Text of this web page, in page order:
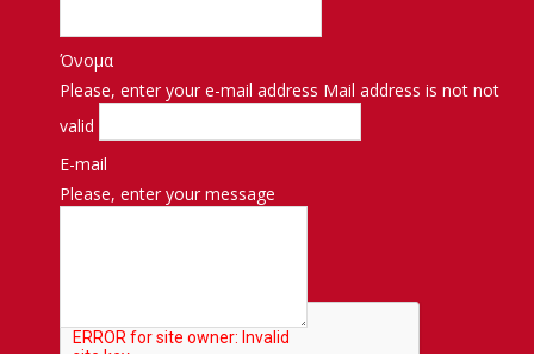
Όνομα
Please, enter your e-mail address Mail address is not not
valid
E-mail
Please, enter your message